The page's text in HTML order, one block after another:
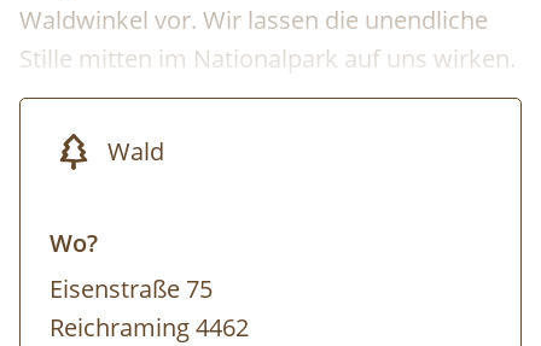
Waldwinkel vor. Wir lassen die unendliche
Stille mitten im Nationalpark auf uns wirken.
Wald
Wo?
Eisenstraße 75
Reichraming 4462